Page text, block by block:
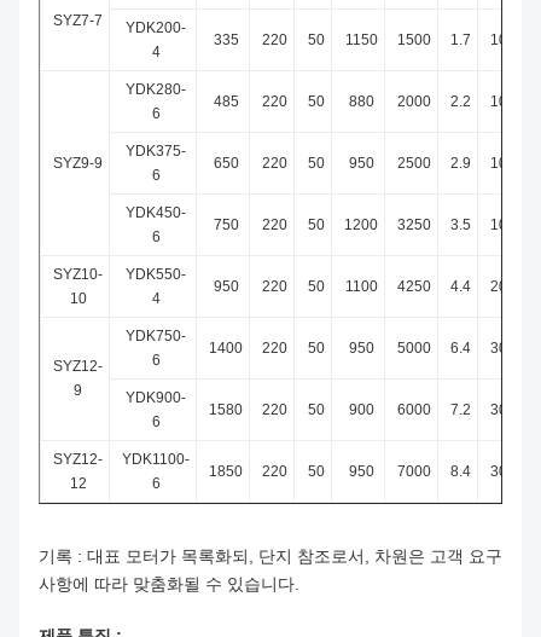
SYZ7-7
YDK200-
4
335 220 50 1150 1500 1.7 10
SYZ9-9
YDK280-
6
485 220 50 880 2000 2.2 10
YDK375-
6
650 220 50 950 2500 2.9 10
YDK450-
6
750 220 50 1200 3250 3.5 10
SYZ10-
10
YDK550-
4
950 220 50 1100 4250 4.4 20
SYZ12-
9
YDK750-
6
1400 220 50 950 5000 6.4 30
YDK900-
6
1580 220 50 900 6000 7.2 30
SYZ12-
12
YDK1100-
6
1850 220 50 950 7000 8.4 30
기록 : 대표 모터가 목록화되, 단지 참조로서, 차원은 고객 요구
사항에 따라 맞춤화될 수 있습니다.